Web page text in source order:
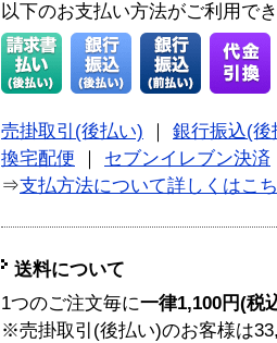
以下のお支払い方法がご利用で
売掛取引(後払い)
銀行振込(後
換宅配便
セブンイレブン決済
⇒支払方法について詳しくはこ
送料について
1つのご注文毎に一律1,100円(税
※売掛取引(後払い)のお客様は